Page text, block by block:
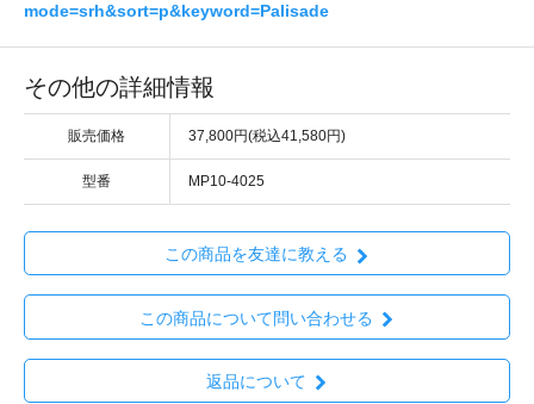
mode=srh&sort=p&keyword=Palisade
その他の詳細情報
販売価格 37,800円(税込41,580円)
型番 MP10-4025
この商品を友達に教える
この商品について問い合わせる
返品について